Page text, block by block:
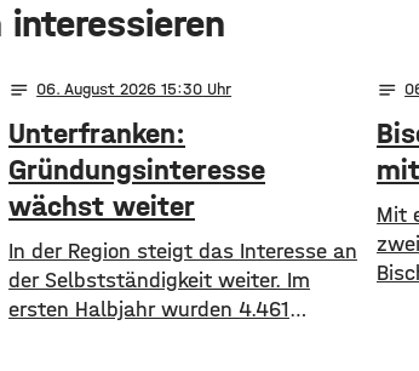
notes 06. August 2026 15:30
Unterfranken:
Gründungsinteresse
wächst weiter
In der Region steigt das Interesse an
der Selbstständigkeit weiter. Im
ersten Halbjahr wurden 4.461
notes
Mit